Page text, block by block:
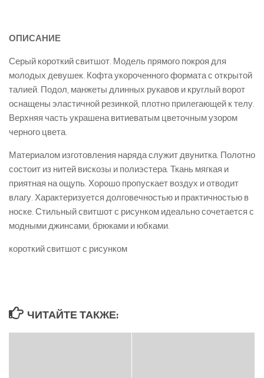
ОПИСАНИЕ
Серый короткий свитшот. Модель прямого покроя для
молодых девушек. Кофта укороченного формата с открытой
талией. Подол, манжеты длинных рукавов и круглый ворот
оснащены эластичной резинкой, плотно прилегающей к телу.
Верхняя часть украшена витиеватым цветочным узором
черного цвета.
Материалом изготовления наряда служит двунитка. Полотно
состоит из нитей вискозы и полиэстера. Ткань мягкая и
приятная на ощупь. Хорошо пропускает воздух и отводит
влагу. Характеризуется долговечностью и практичностью в
носке. Стильный свитшот с рисунком идеально сочетается с
модными джинсами, брюками и юбками.
короткий свитшот с рисунком
ЧИТАЙТЕ ТАКЖЕ: